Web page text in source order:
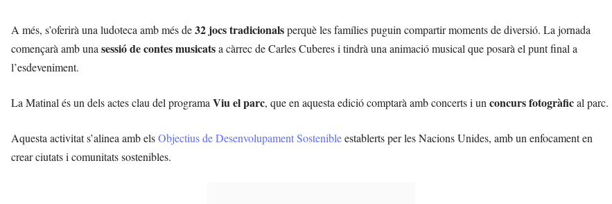
A més, s’oferirà una ludoteca amb més de32 jocs tradicionalsperquè les famílies puguin compartir moments de diversió. La jornada
començarà amb unasessió de contes musicatsa càrrec de Carles Cuberes i tindrà una animació musical que posarà el punt final a
l’esdeveniment.
La Matinal és un dels actes clau del programaViu el parc, que en aquesta edició comptarà amb concerts i unconcurs fotogràfical parc.
Aquesta activitat s’alinea amb elsObjectius de Desenvolupament Sostenibleestablerts per les Nacions Unides, amb un enfocament en
crear ciutats i comunitats sostenibles.